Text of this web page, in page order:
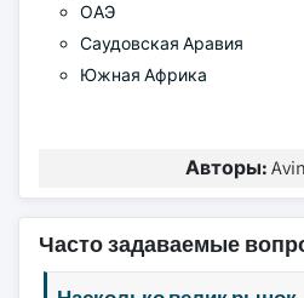
ОАЭ
Саудовская Аравия
Южная Африка
Авторы:
Часто задаваемые